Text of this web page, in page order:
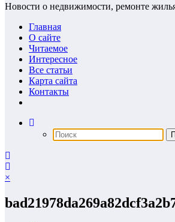
Новости о недвижимости, ремонте
Главная
О сайте
Читаемое
Интересное
Все статьи
Карта сайта
Контакты
×